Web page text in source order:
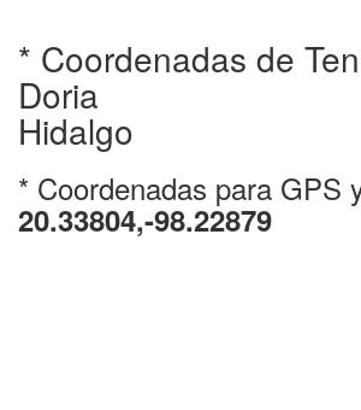
* Coordenadas de
Doria
Hidalgo
* Coordenadas para GPS
20.33804,-98.22879